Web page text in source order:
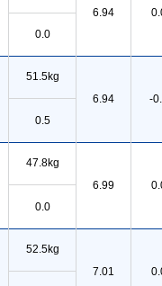
6.94
0.0
51.5kg
6.94
-
0.5
47.8kg
6.99
0.0
52.5kg
7.01